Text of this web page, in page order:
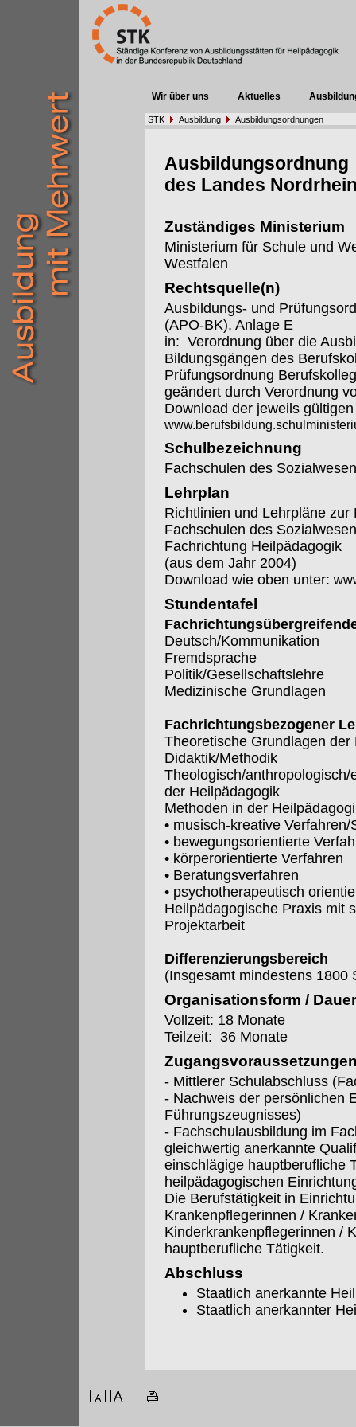
Wir über uns Aktuelles
STK Ausbildung Ausbildungsordnungen
Ausbildungsordnung
des Landes
Zuständiges Ministerium
Ministerium für Schule und
Westfalen
Rechtsquelle(n)
Ausbildungs- und
(APO-BK), Anlage E
in: Verordnung über die
Bildungsgängen des
Prüfungsordnung
geändert durch Verordnung
Download der jeweils
Schulbezeichnung
Fachschulen des
Lehrplan
Richtlinien und Lehrpläne zur
Fachschulen des
Fachrichtung Heilpädagogik
(aus dem Jahr 2004)
Download wie oben unter:
Stundentafel
Deutsch/Kommunikation
Fremdsprache
Politik/Gesellschaftslehre
Medizinische Grundlagen
Fachrichtungsbezogener
Theoretische Grundlagen
Didaktik/Methodik
Theologisch/
der Heilpädagogik
Methoden in der
• musisch-kreative Verfahren/
• bewegungsorientierte
• körperorientierte Verfahren
• Beratungsverfahren
• psychotherapeutisch
Heilpädagogische Praxis mit
Projektarbeit
Differenzierungsbereich
(Insgesamt mindestens 1800
Organisationsform / Dauer
Vollzeit: 18 Monate
Teilzeit: 36 Monate
- Mittlerer Schulabschluss
- Nachweis der persönlichen
Führungszeugnisses)
- Fachschulausbildung im
gleichwertig anerkannte
einschlägige hauptberufliche
heilpädagogischen
Die Berufstätigkeit in
Krankenpflegerinnen /
Kinderkrankenpflegerinnen /
hauptberufliche Tätigkeit.
Abschluss
Staatlich anerkannte
Staatlich anerkannter